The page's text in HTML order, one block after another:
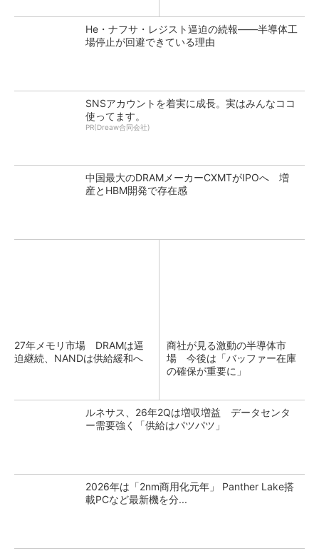
He・ナフサ・レジスト逼迫の続報――半導体工
場停止が回避できている理由
SNSアカウントを着実に成長。実はみんなココ
使ってます。
PR(Dreaw合同会社)
中国最大のDRAMメーカーCXMTがIPOへ 増
産とHBM開発で存在感
27年メモリ市場 DRAMは逼
迫継続、NANDは供給緩和へ
商社が見る激動の半導体市
場 今後は「バッファー在庫
の確保が重要に」
ルネサス、26年2Qは増収増益 データセンタ
ー需要強く「供給はパツパツ」
2026年は「2nm商用化元年」 Panther Lake搭
載PCなど最新機を分...